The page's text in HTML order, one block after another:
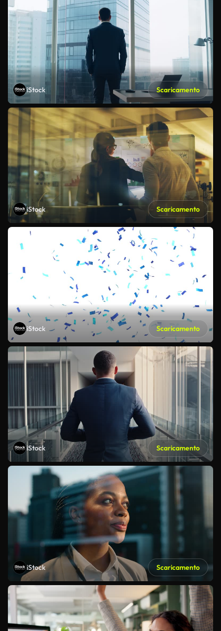
iStock Scaricamento
iStock Scaricamento
iStock Scaricamento
iStock Scaricamento
iStock Scaricamento